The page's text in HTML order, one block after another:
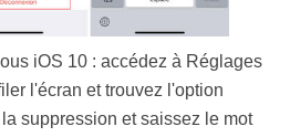
iOS 10 : accédez à Réglages
l'écran et trouvez l'option
suppression et saissez le mot